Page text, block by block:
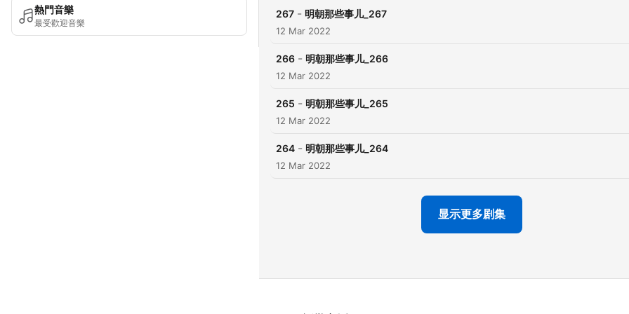
熱門音樂
最受歡迎音樂
存在，也就是蛐蛐皇帝。但
息的缘故，仁宣之治也成为
“莫须有”杀掉了岳飞，“意欲
和内阁的第三方势力。皇帝太
小，文官集团势大，皇帝只能
267 - 明朝那些事儿_267
12 Mar 2022
266 - 明朝那些事儿_266
12 Mar 2022
265 - 明朝那些事儿_265
12 Mar 2022
264 - 明朝那些事儿_264
12 Mar 2022
显示更多剧集